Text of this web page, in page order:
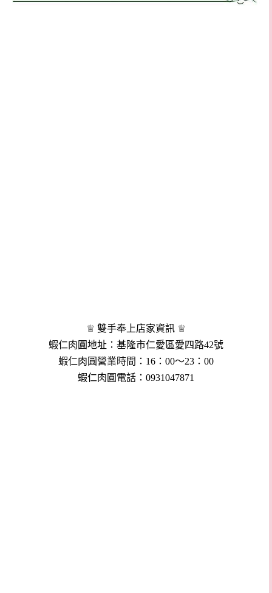
♕ 雙手奉上店家資訊 ♕
蝦仁肉圓地址：基隆市仁愛區愛四路42號
蝦仁肉圓營業時間：16：00～23：00
蝦仁肉圓電話：0931047871